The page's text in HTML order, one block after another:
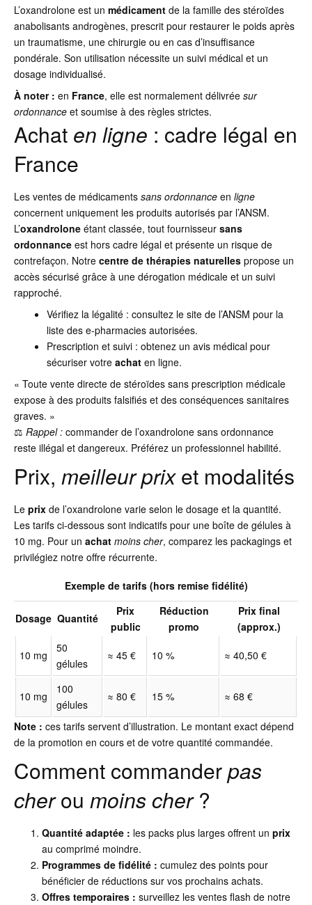
L’oxandrolone est un médicament de la famille des stéroïdes
anabolisants androgènes, prescrit pour restaurer le poids après
un traumatisme, une chirurgie ou en cas d’insuffisance
pondérale. Son utilisation nécessite un suivi médical et un
dosage individualisé.
À noter : en France, elle est normalement délivrée sur
ordonnance et soumise à des règles strictes.
Achat en ligne : cadre légal en
France
Les ventes de médicaments sans ordonnance en ligne
concernent uniquement les produits autorisés par l’ANSM.
L’oxandrolone étant classée, tout fournisseur sans
ordonnance est hors cadre légal et présente un risque de
contrefaçon. Notre centre de thérapies naturelles propose un
accès sécurisé grâce à une dérogation médicale et un suivi
rapproché.
Vérifiez la légalité : consultez le site de l’ANSM pour la
liste des e-pharmacies autorisées.
Prescription et suivi : obtenez un avis médical pour
sécuriser votre achaten ligne.
« Toute vente directe de stéroïdes sans prescription médicale
expose à des produits falsifiés et des conséquences sanitaires
graves. »
⚖️ Rappel : commander de l’oxandrolone sans ordonnance
reste illégal et dangereux. Préférez un professionnel habilité.
Prix, meilleur prixet modalités
Le prix de l’oxandrolone varie selon le dosage et la quantité.
Les tarifs ci-dessous sont indicatifs pour une boîte de gélules à
10 mg. Pour un achat moins cher, comparez les packagings et
privilégiez notre offre récurrente.
Exemple de tarifs (hors remise fidélité)
Dosage Quantité
Prix
public
Réduction
promo
Prix final
(approx.)
10 mg
50
gélules
≈ 45 € 10 % ≈ 40,50 €
10 mg
100
gélules
≈ 80 € 15 % ≈ 68 €
Note : ces tarifs servent d’illustration. Le montant exact dépend
de la promotion en cours et de votre quantité commandée.
Comment commanderpas
cherou moins cher?
Quantité adaptée : les packs plus larges offrent un prix
au comprimé moindre.
Programmes de fidélité : cumulez des points pour
bénéficier de réductions sur vos prochains achats.
Offres temporaires : surveillez les ventes flash de notre